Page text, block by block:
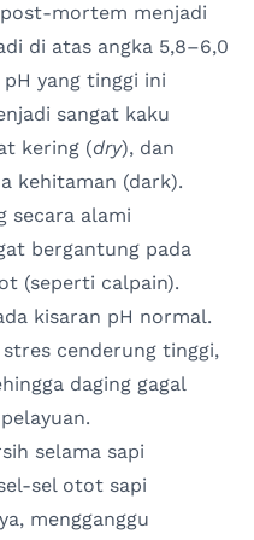
mortem menjadi
di atas angka 5,8–6,0
yang tinggi ini
sangat kaku
kering (dry), dan
kehitaman (dark).
secara alami
bergantung pada
(seperti calpain).
kisaran pH normal.
cenderung tinggi,
daging gagal
selama sapi
sel otot sapi
mengganggu